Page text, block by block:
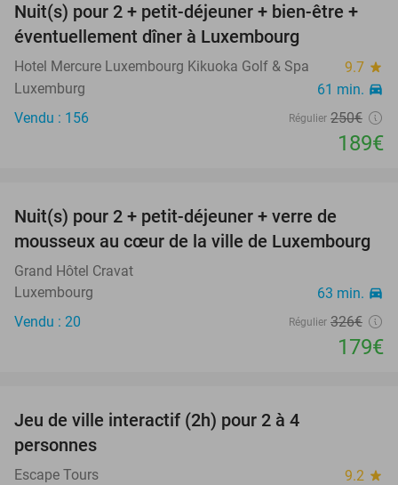
24%
Nuit(s) pour 2 + petit-déjeuner + bien-être +
éventuellement dîner à Luxembourg
Hotel Mercure Luxembourg Kikuoka Golf & Spa 9.7 star
Luxemburg 61 min. directions_car
Vendu : 156 Régulier 250€
189€
Nuit(s) pour 2 + petit-déjeuner + verre de
mousseux au cœur de la ville de Luxembourg
Grand Hôtel Cravat
Luxembourg
63 min. directions_car
Vendu : 20 Régulier 326€
179€
Jeu de ville interactif (2h) pour 2 à 4
personnes
Escape Tours 9.2 star